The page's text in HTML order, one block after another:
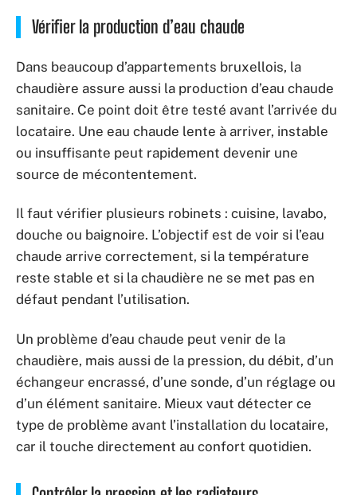
Vérifier la production d’eau chaude
Dans beaucoup d’appartements bruxellois, la
chaudière assure aussi la production d’eau chaude
sanitaire. Ce point doit être testé avant l’arrivée du
locataire. Une eau chaude lente à arriver, instable
ou insuffisante peut rapidement devenir une
source de mécontentement.
Il faut vérifier plusieurs robinets : cuisine, lavabo,
douche ou baignoire. L’objectif est de voir si l’eau
chaude arrive correctement, si la température
reste stable et si la chaudière ne se met pas en
défaut pendant l’utilisation.
Un problème d’eau chaude peut venir de la
chaudière, mais aussi de la pression, du débit, d’un
échangeur encrassé, d’une sonde, d’un réglage ou
d’un élément sanitaire. Mieux vaut détecter ce
type de problème avant l’installation du locataire,
car il touche directement au confort quotidien.